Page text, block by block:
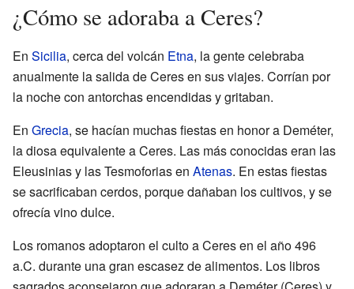
¿Cómo se adoraba a Ceres?
En Sicilia, cerca del volcán Etna, la gente celebraba
anualmente la salida de Ceres en sus viajes. Corrían por
la noche con antorchas encendidas y gritaban.
En Grecia, se hacían muchas fiestas en honor a Deméter,
la diosa equivalente a Ceres. Las más conocidas eran las
Eleusinias y las Tesmoforias en Atenas. En estas fiestas
se sacrificaban cerdos, porque dañaban los cultivos, y se
ofrecía vino dulce.
Los romanos adoptaron el culto a Ceres en el año 496
a.C. durante una gran escasez de alimentos. Los libros